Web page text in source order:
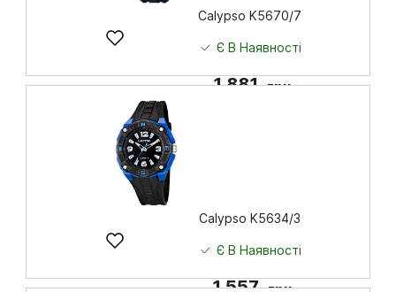
Calypso K5670/7
Є В Наявності
1 881 грн
Calypso K5634/3
Є В Наявності
1 557